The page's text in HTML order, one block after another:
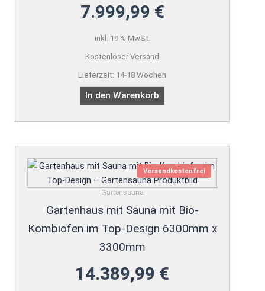
7.999,99 €
inkl. 19 % MwSt.
Kostenloser Versand
Lieferzeit: 14-18 Wochen
In den Warenkorb
Versandkostenfrei
Gartensauna
Gartenhaus mit Sauna mit Bio-
Kombiofen im Top-Design 6300mm x
3300mm
14.389,99 €